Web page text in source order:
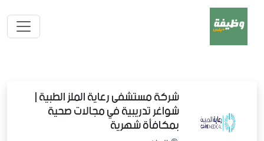
شركة مستشفى رعاية الملز الطبية |
شواغر تدريبية في مجالات صحية
بمكافأة شهرية